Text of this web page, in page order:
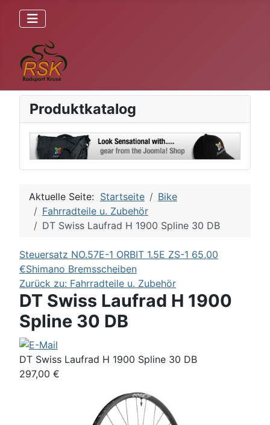
Produktkatalog
Aktuelle Seite: Startseite
Bike
Fahrradteile u. Zubehör
DT Swiss Laufrad H 1900 Spline 30 DB
Steuersatz NO.57E-1 ORBIT 1.5E ZS-1 65,00
€Shimano Bremsscheiben
Zurück zu: Fahrradteile u. Zubehör
DT Swiss Laufrad H 1900
Spline 30 DB
DT Swiss Laufrad H 1900 Spline 30 DB
297,00 €